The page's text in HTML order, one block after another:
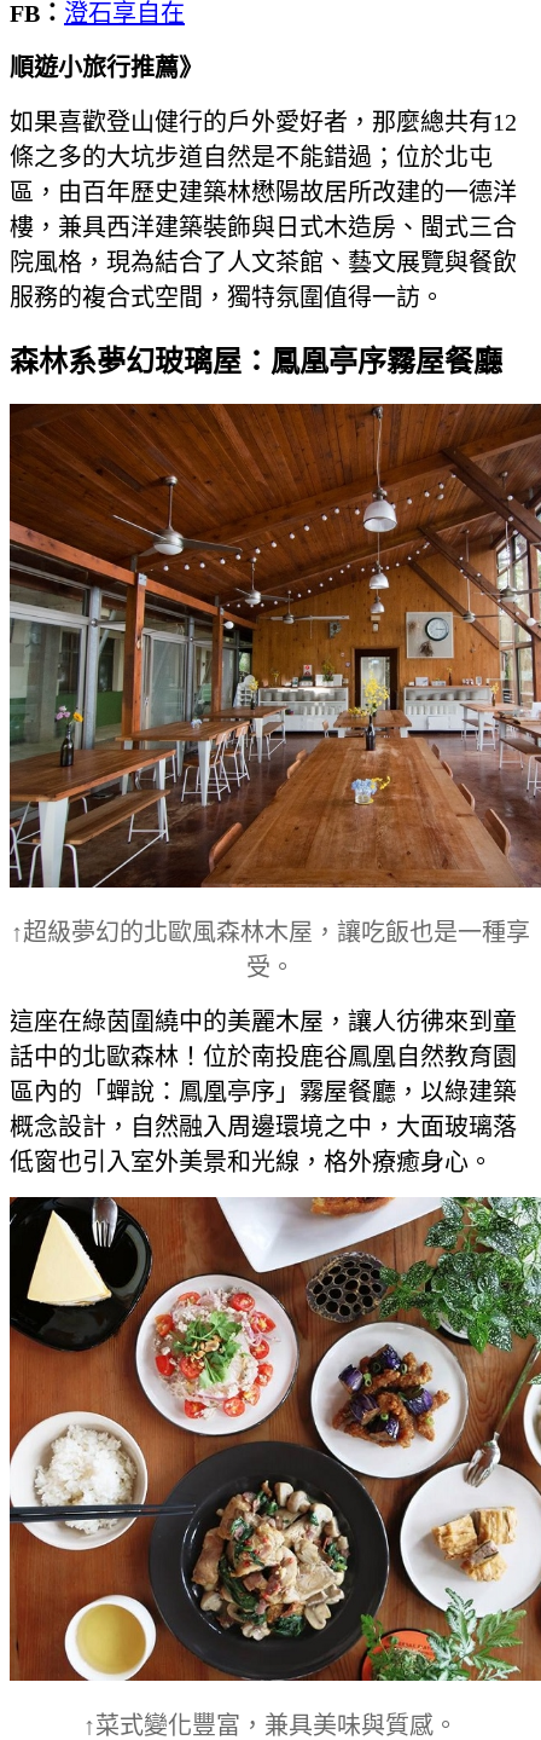
FB： 澄石享自在
順遊小旅行推薦》
如果喜歡登山健行的戶外愛好者，那麼總共有12
條之多的大坑步道自然是不能錯過；位於北屯
區，由百年歷史建築林懋陽故居所改建的一德洋
樓，兼具西洋建築裝飾與日式木造房、閩式三合
院風格，現為結合了人文茶館、藝文展覽與餐飲
服務的複合式空間，獨特氛圍值得一訪。
森林系夢幻玻璃屋：鳳凰亭序霧屋餐廳
↑超級夢幻的北歐風森林木屋，讓吃飯也是一種享
受。
這座在綠茵圍繞中的美麗木屋，讓人彷彿來到童
話中的北歐森林！位於南投鹿谷鳳凰自然教育園
區內的「蟬說：鳳凰亭序」霧屋餐廳，以綠建築
概念設計，自然融入周邊環境之中，大面玻璃落
低窗也引入室外美景和光線，格外療癒身心。
↑菜式變化豐富，兼具美味與質感。